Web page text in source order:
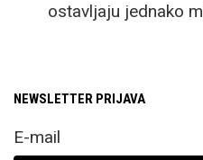
ostavljaju jednako
NEWSLETTER PRIJAVA
E-mail